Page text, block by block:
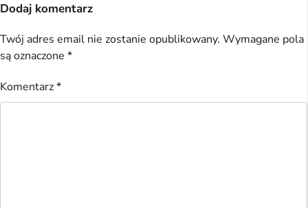
Dodaj komentarz
Twój adres email nie zostanie opublikowany. Wymagane pola
są oznaczone *
Komentarz*